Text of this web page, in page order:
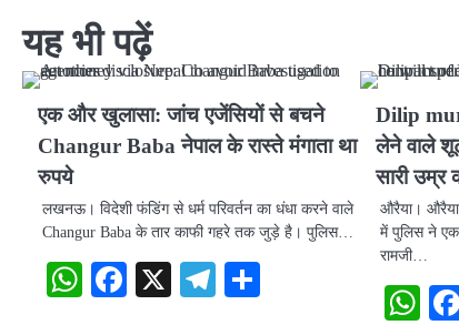
यह भी पढ़ें
एक और खुलासा: जांच एजेंसियों से बचने
Changur Baba नेपाल के रास्ते मंगाता था
रुपये
लखनऊ। विदेशी फंडिंग से धर्म परिवर्तन का धंधा करने वाले
Changur Baba के तार काफी गहरे तक जुड़े है। पुलिस…
WhatsApp
Facebook
X Telegram
Dilip
लेने वाले
सारी
औरैया।
में पुलिस ने एक
रामजी…